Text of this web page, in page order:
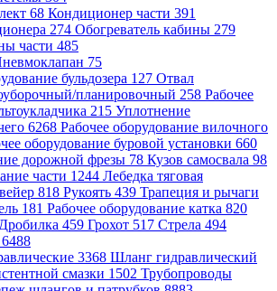
68 Кондиционер части 391
274 Обогреватель кабины 279
части 485
75
бульдозера 127 Отвал
планировочный 258 Рабочее
215 Уплотнение
6268 Рабочее оборудование вилочного
оборудование буровой установки 660
дорожной фрезы 78 Кузов самосвала 98
части 1244 Лебедка тяговая
818 Рукоять 439 Трапеция и рычаги
181 Рабочее оборудование катка 820
Дробилка 459 Грохот 517 Стрела 494
3368 Шланг гидравлический
смазки 1502 Трубопроводы